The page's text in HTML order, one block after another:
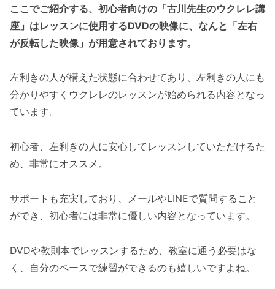
ここでご紹介する、初心者向けの「古川先生のウクレレ講
座」はレッスンに使用するDVDの映像に、なんと「左右
が反転した映像」が用意されております。
左利きの人が構えた状態に合わせてあり、左利きの人にも
分かりやすくウクレレのレッスンが始められる内容となっ
ています。
初心者、左利きの人に安心してレッスンしていただけるた
め、非常にオススメ。
サポートも充実しており、メールやLINEで質問すること
ができ、初心者には非常に優しい内容となっています。
DVDや教則本でレッスンするため、教室に通う必要はな
く、自分のペースで練習ができるのも嬉しいですよね。